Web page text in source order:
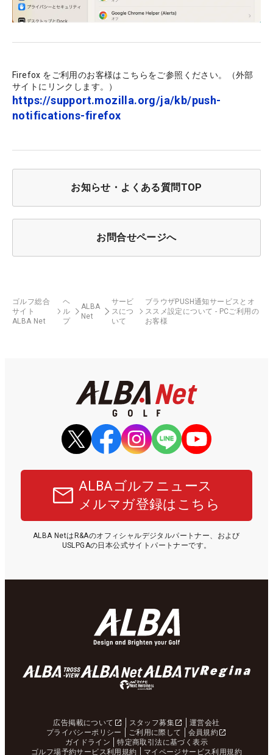
Firefox をご利用のお客様はこちらをご参照ください。（外部
サイトにリンクします。）
https://support.mozilla.org/ja/kb/push-
notifications-firefox
お知らせ・よくある質問TOP
お問合せページへ
ゴルフ総合
サイト
ALBA Net
ヘ
ル
プ
ALBA
Net
サービ
スにつ
いて
ブラウザPUSH通知サービスとオ
ススメ設定について - PCご利用の
お客様
ALBAゴルフニュース
メルマガ登録はこちら
ALBA NetはR&Aのオフィシャルデジタルパートナー、および
USLPGAの日本公式サイトパートナーです。
広告掲載について スタッフ募集
運営会社
プライバシーポリシー
ご利用に際して
会員規約
ガイドライン
特定商取引法に基づく表示
ゴルフ場予約サービス利用規約
マイページサービス利用規約